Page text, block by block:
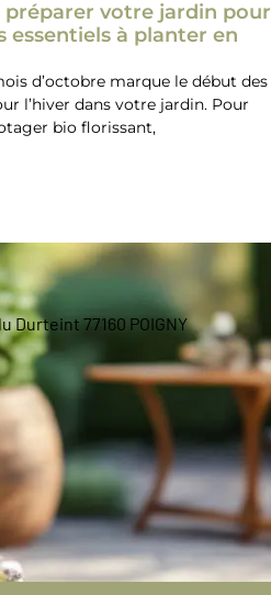
votre jardin pour
essentiels à planter en
d’octobre marque le début des
l’hiver dans votre jardin. Pour
bio florissant,
Durteint 77160 POIGNY